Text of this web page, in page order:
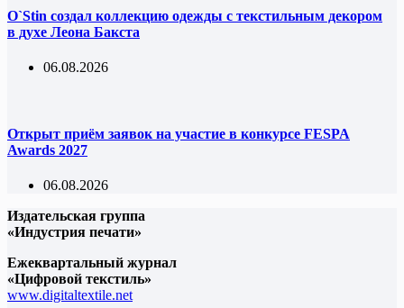
O`Stin создал коллекцию одежды с текстильным декором
в духе Леона Бакста
06.08.2026
Открыт приём заявок на участие в конкурсе FESPA
Awards 2027
06.08.2026
Издательская группа
«Индустрия печати»
Ежеквартальный журнал
«Цифровой текстиль»
www.digitaltextile.net